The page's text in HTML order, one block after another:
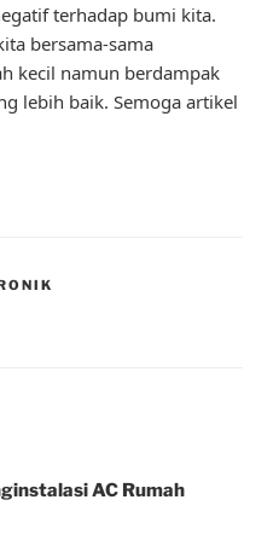
terhadap bumi kita.
bersama-sama
kecil namun berdampak
lebih baik. Semoga artikel
AC Rumah